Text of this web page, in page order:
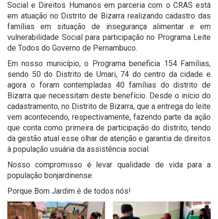
Social e Direitos Humanos em parceria com o CRAS está
em atuação no Distrito de Bizarra realizando cadastro das
famílias em situação de insegurança alimentar e em
vulnerabilidade Social para participação no Programa Leite
de Todos do Governo de Pernambuco.
Em nosso município, o Programa beneficia 154 Famílias,
sendo 50 do Distrito de Umari, 74 do centro da cidade e
agora o foram contempladas 40 famílias do distrito de
Bizarra que necessitam deste benefício. Desde o início do
cadastramento, no Distrito de Bizarra, que a entrega do leite
vem acontecendo, respectivamente, fazendo parte da ação
que conta como primeira de participação do distrito, tendo
da gestão atual esse olhar de atenção e garantia de direitos
à população usuária da assistência social.
Nosso compromisso é levar qualidade de vida para a
população bonjardinense.
Porque Bom Jardim é de todos nós!